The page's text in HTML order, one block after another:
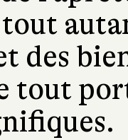
des
tout